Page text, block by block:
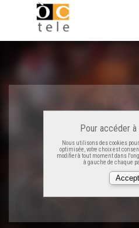
Pour accéder
Nous utilisons des cookies
optimisée, votre choix est
modifier à tout moment dans
à gauche de chaque